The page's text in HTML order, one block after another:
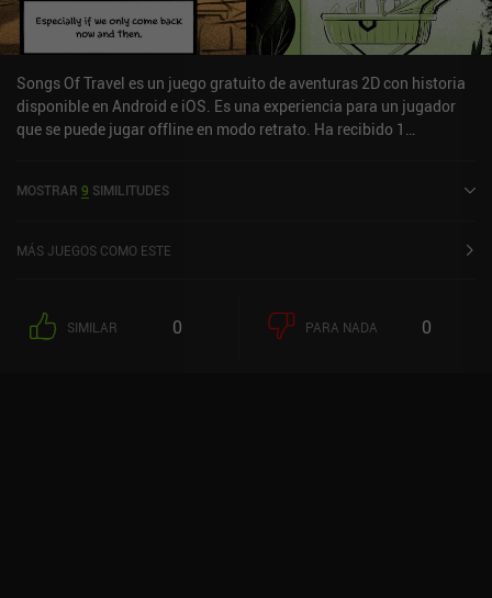
Songs Of Travel es un juego gratuito de aventuras 2D con historia
disponible en Android e iOS. Es una experiencia para un jugador
que se puede jugar offline en modo retrato. Ha recibido 1
sobre 5,0 en iOS App Store.
MOSTRAR 9 SIMILITUDES
MÁS JUEGOS COMO ESTE
SIMILAR 0 PARA NADA 0